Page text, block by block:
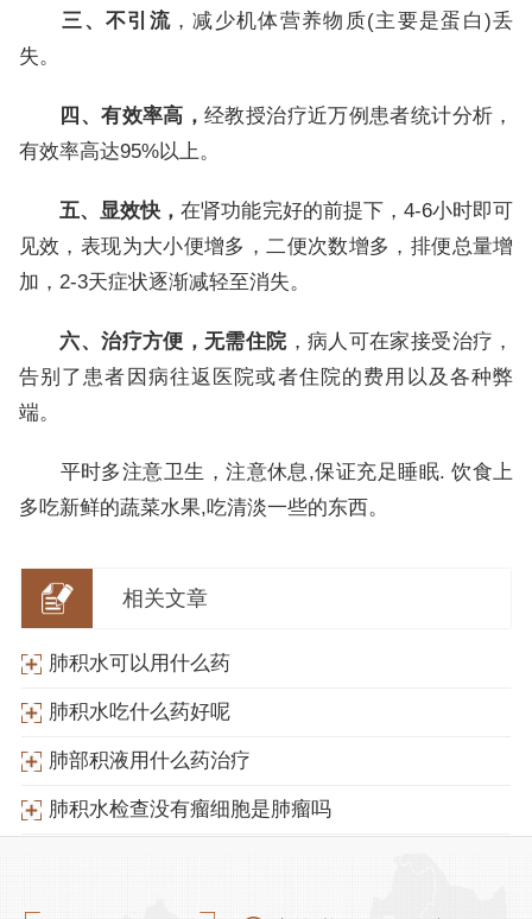
三、不引流 ，减少机体营养物质(主要是蛋白)丢
失。
四、有效率高，经教授治疗近万例患者统计分析，
有效率高达95%以上。
五、显效快，在肾功能完好的前提下，4-6小时即可
见效，表现为大小便增多，二便次数增多，排便总量增
加，2-3天症状逐渐减轻至消失。
六、治疗方便，无需住院，病人可在家接受治疗，
告别了患者因病往返医院或者住院的费用以及各种弊
端。
平时多注意卫生，注意休息,保证充足睡眠. 饮食上
多吃新鲜的蔬菜水果,吃清淡一些的东西。
相关文章
肺积水可以用什么药
肺积水吃什么药好呢
肺部积液用什么药治疗
肺积水检查没有瘤细胞是肺瘤吗